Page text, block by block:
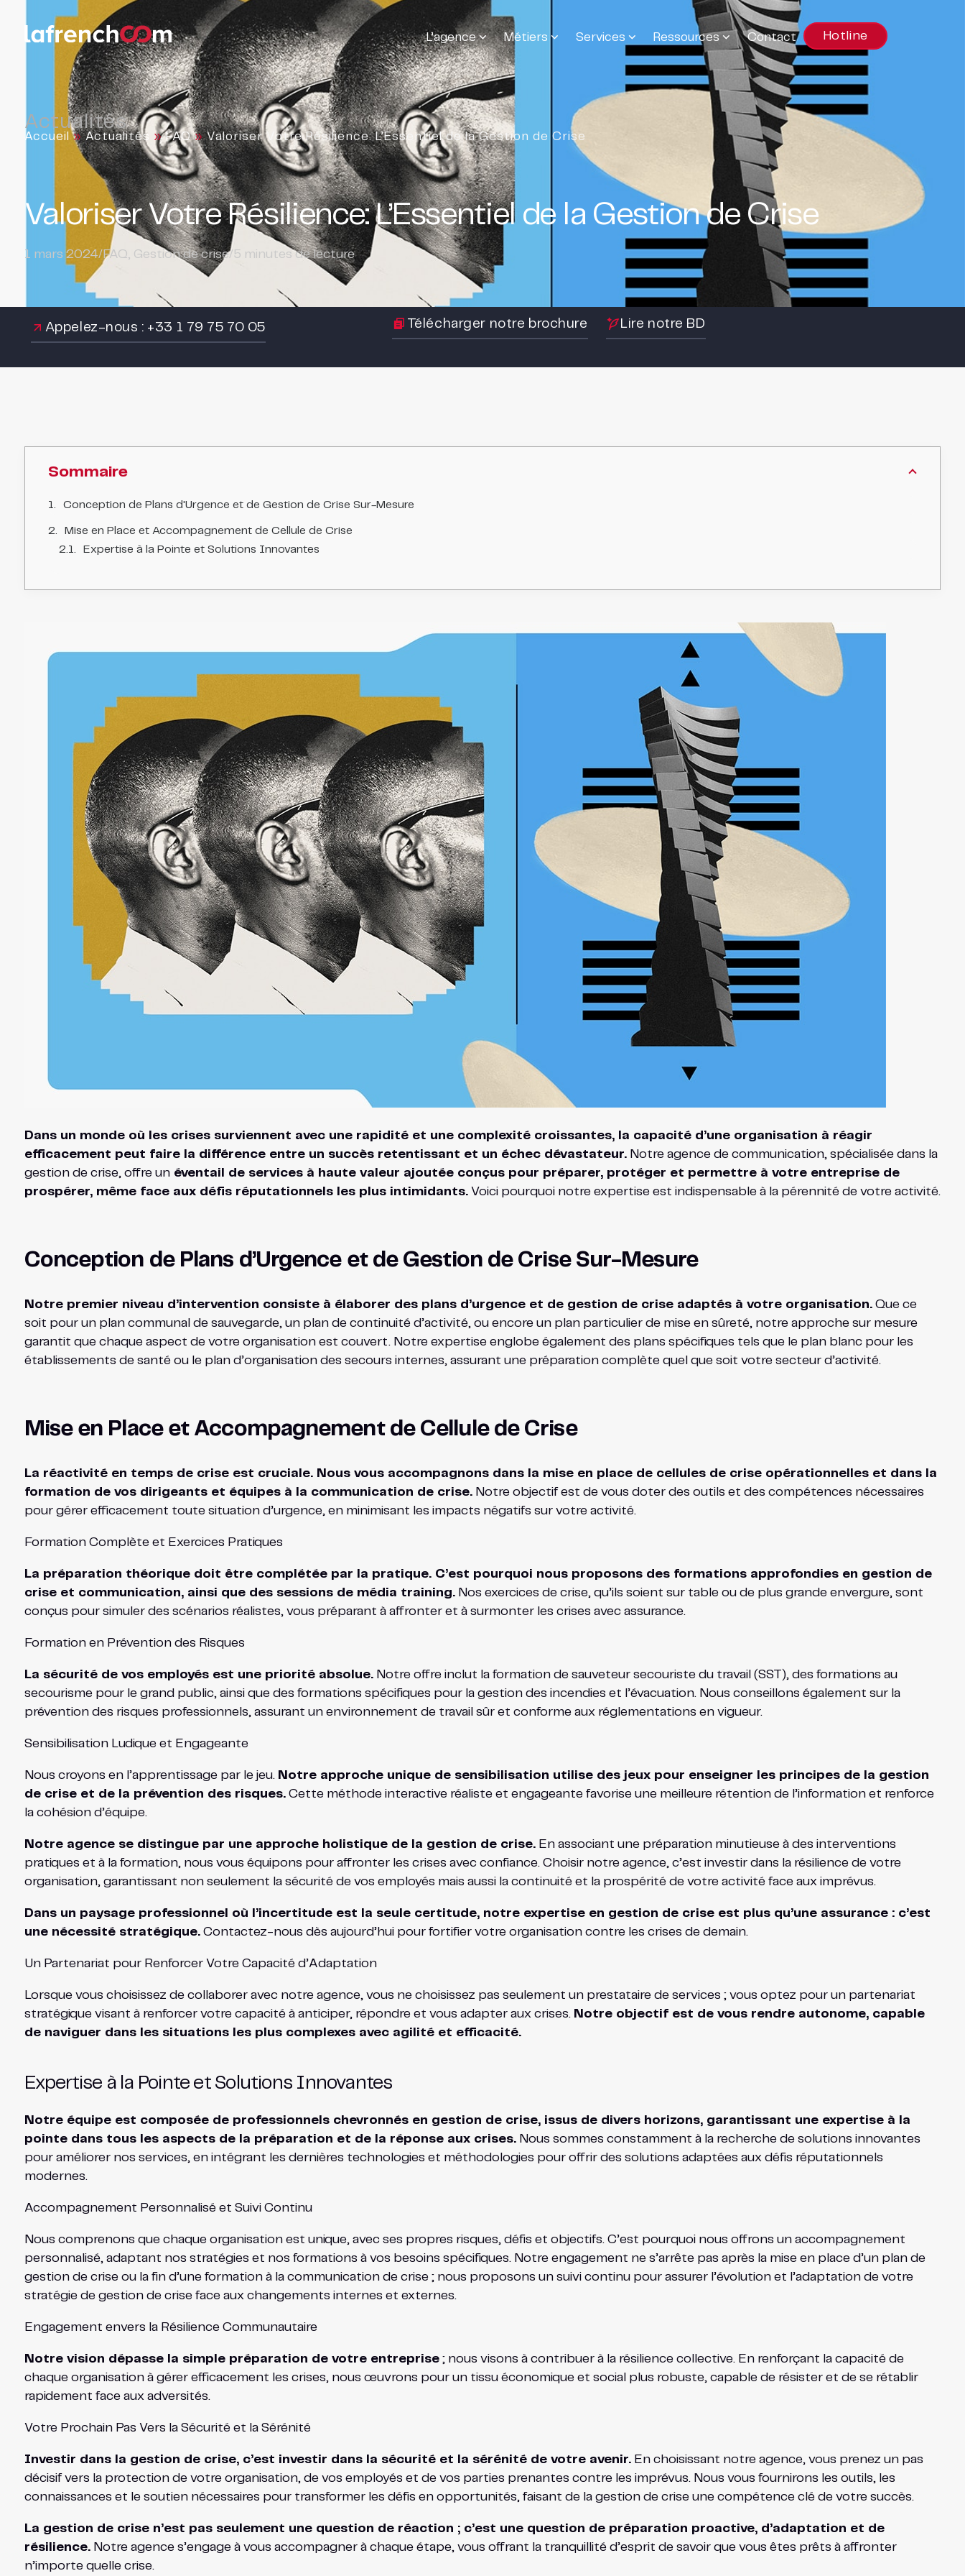
L’agence Métiers Services Ressources Contact Hotline
Actualités
Accueil »Actualités »FAQ»Valoriser Votre Résilience: L’Essentiel de la Gestion de Crise
Valoriser Votre Résilience: L’Essentiel de la Gestion de Crise
1 mars 2024/FAQ, Gestion de crise/5 minutes de lecture
Appelez-nous : +33 1 79 75 70 05 Télécharger notre brochure Lire notre BD
Sommaire
Conception de Plans d'Urgence et de Gestion de Crise Sur-Mesure
Mise en Place et Accompagnement de Cellule de Crise
Expertise à la Pointe et Solutions Innovantes
Dans un monde où les crises surviennent avec une rapidité et une complexité croissantes, la capacité d’une organisation à réagir
efficacement peut faire la différence entre un succès retentissant et un échec dévastateur.Notre agence de communication, spécialisée dans la
gestion de crise, offre unéventail de services à haute valeur ajoutée conçus pour préparer, protéger et permettre à votre entreprise de
prospérer, même face aux défis réputationnels les plus intimidants.Voici pourquoi notre expertise est indispensable à la pérennité de votre activité.
Conception de Plans d’Urgence et de Gestion de Crise Sur-Mesure
Notre premier niveau d’intervention consiste à élaborer des plans d’urgence et de gestion de crise adaptés à votre organisation.Que ce
soit pour un plan communal de sauvegarde, un plan de continuité d’activité, ou encore un plan particulier de mise en sûreté, notre approche sur mesure
garantit que chaque aspect de votre organisation est couvert. Notre expertise englobe également des plans spécifiques tels que le plan blanc pour les
établissements de santé ou le plan d’organisation des secours internes, assurant une préparation complète quel que soit votre secteur d’activité.
Mise en Place et Accompagnement de Cellule de Crise
La réactivité en temps de crise est cruciale. Nous vous accompagnons dans la mise en place de cellules de crise opérationnelles et dans la
formation de vos dirigeants et équipes à la communication de crise.Notre objectif est de vous doter des outils et des compétences nécessaires
pour gérer efficacement toute situation d’urgence, en minimisant les impacts négatifs sur votre activité.
Formation Complète et Exercices Pratiques
La préparation théorique doit être complétée par la pratique. C’est pourquoi nous proposons des formations approfondies en gestion de
crise et communication, ainsi que des sessions de média training.Nos exercices de crise, qu’ils soient sur table ou de plus grande envergure, sont
conçus pour simuler des scénarios réalistes, vous préparant à affronter et à surmonter les crises avec assurance.
Formation en Prévention des Risques
La sécurité de vos employés est une priorité absolue.Notre offre inclut la formation de sauveteur secouriste du travail (SST), des formations au
secourisme pour le grand public, ainsi que des formations spécifiques pour la gestion des incendies et l’évacuation. Nous conseillons également sur la
prévention des risques professionnels, assurant un environnement de travail sûr et conforme aux réglementations en vigueur.
Sensibilisation Ludique et Engageante
Nous croyons en l’apprentissage par le jeu. Notre approche unique de sensibilisation utilise des jeux pour enseigner les principes de la gestion
de crise et de la prévention des risques.Cette méthode interactive réaliste et engageante favorise une meilleure rétention de l’information et renforce
la cohésion d’équipe.
Notre agence se distingue par une approche holistique de la gestion de crise.En associant une préparation minutieuse à des interventions
pratiques et à la formation, nous vous équipons pour affronter les crises avec confiance. Choisir notre agence, c’est investir dans la résilience de votre
organisation, garantissant non seulement la sécurité de vos employés mais aussi la continuité et la prospérité de votre activité face aux imprévus.
Dans un paysage professionnel où l’incertitude est la seule certitude, notre expertise en gestion de crise est plus qu’une assurance : c’est
une nécessité stratégique.Contactez-nous dès aujourd’hui pour fortifier votre organisation contre les crises de demain.
Un Partenariat pour Renforcer Votre Capacité d’Adaptation
Lorsque vous choisissez de collaborer avec notre agence, vous ne choisissez pas seulement un prestataire de services ; vous optez pour un partenariat
stratégique visant à renforcer votre capacité à anticiper, répondre et vous adapter aux crises. Notre objectif est de vous rendre autonome, capable
de naviguer dans les situations les plus complexes avec agilité et efficacité.
Expertise à la Pointe et Solutions Innovantes
Notre équipe est composée de professionnels chevronnés en gestion de crise, issus de divers horizons, garantissant une expertise à la
pointe dans tous les aspects de la préparation et de la réponse aux crises.Nous sommes constamment à la recherche de solutions innovantes
pour améliorer nos services, en intégrant les dernières technologies et méthodologies pour offrir des solutions adaptées aux défis réputationnels
modernes.
Accompagnement Personnalisé et Suivi Continu
Nous comprenons que chaque organisation est unique, avec ses propres risques, défis et objectifs. C’est pourquoi nous offrons un accompagnement
personnalisé, adaptant nos stratégies et nos formations à vos besoins spécifiques. Notre engagement ne s’arrête pas après la mise en place d’un plan de
gestion de crise ou la fin d’une formation à la communication de crise ; nous proposons un suivi continu pour assurer l’évolution et l’adaptation de votre
stratégie de gestion de crise face aux changements internes et externes.
Engagement envers la Résilience Communautaire
Notre vision dépasse la simple préparation de votre entreprise; nous visons à contribuer à la résilience collective. En renforçant la capacité de
chaque organisation à gérer efficacement les crises, nous œuvrons pour un tissu économique et social plus robuste, capable de résister et de se rétablir
rapidement face aux adversités.
Votre Prochain Pas Vers la Sécurité et la Sérénité
Investir dans la gestion de crise, c’est investir dans la sécurité et la sérénité de votre avenir.En choisissant notre agence, vous prenez un pas
décisif vers la protection de votre organisation, de vos employés et de vos parties prenantes contre les imprévus. Nous vous fournirons les outils, les
connaissances et le soutien nécessaires pour transformer les défis en opportunités, faisant de la gestion de crise une compétence clé de votre succès.
La gestion de crise n’est pas seulement une question de réaction ; c’est une question de préparation proactive, d’adaptation et de
résilience.Notre agence s’engage à vous accompagner à chaque étape, vous offrant la tranquillité d’esprit de savoir que vous êtes prêts à affronter
n’importe quelle crise.